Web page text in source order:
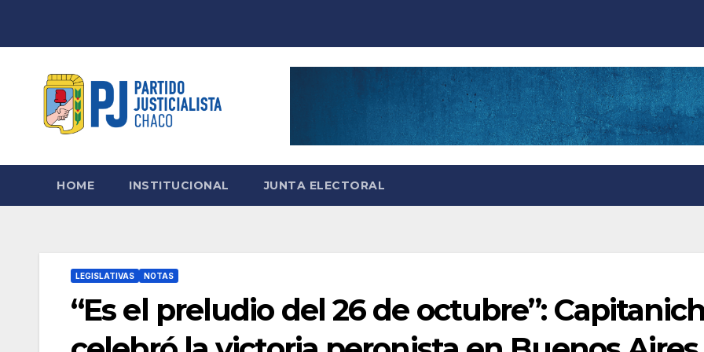
HOME INSTITUCIONAL JUNTA ELECTORAL
LEGISLATIVAS NOTAS
“Es el preludio del 26 de octubre”: